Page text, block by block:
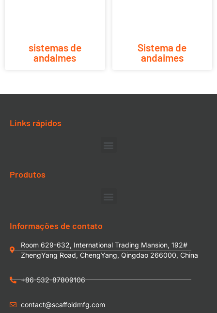
sistemas de
andaimes
Sistema de
andaimes
Links rápidos
Produtos
Informações de contato
Room 629-632, International Trading Mansion, 192#
ZhengYang Road, ChengYang, Qingdao 266000, China
+86-532-87809106
contact@scaffoldmfg.com